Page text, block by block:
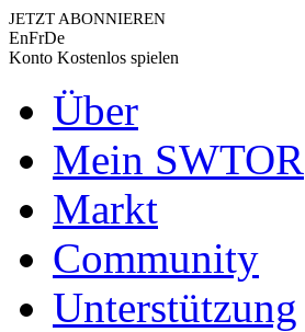
JETZT ABONNIEREN
EnFrDe
Konto Kostenlos spielen
Über
Mein SWTOR
Markt
Community
Unterstützung